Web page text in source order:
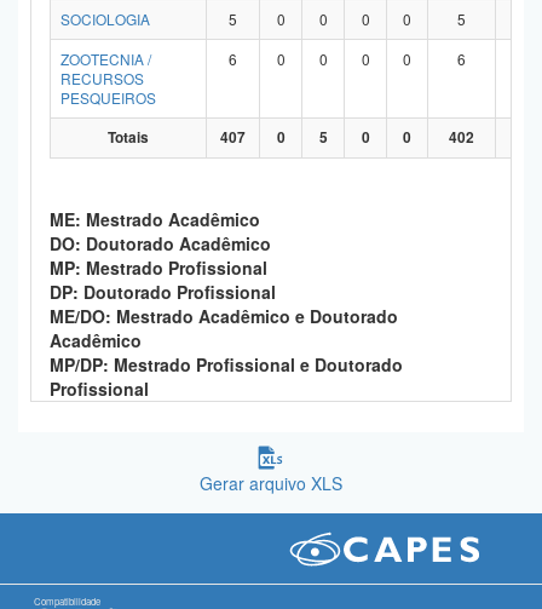
SOCIOLOGIA
5 0 0 0 0 5
ZOOTECNIA /
RECURSOS
PESQUEIROS
6 0 0 0 0 6
Totais 407 0 5 0 0 402
ME: Mestrado Acadêmico
DO: Doutorado Acadêmico
MP: Mestrado Profissional
DP: Doutorado Profissional
ME/DO: Mestrado Acadêmico e Doutorado
Acadêmico
MP/DP: Mestrado Profissional e Doutorado
Profissional
Gerar arquivo XLS
Compatibilidade